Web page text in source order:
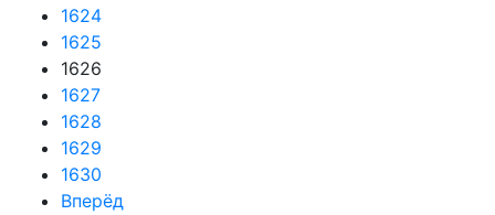
1624
1625
1626
1627
1628
1629
1630
Вперёд